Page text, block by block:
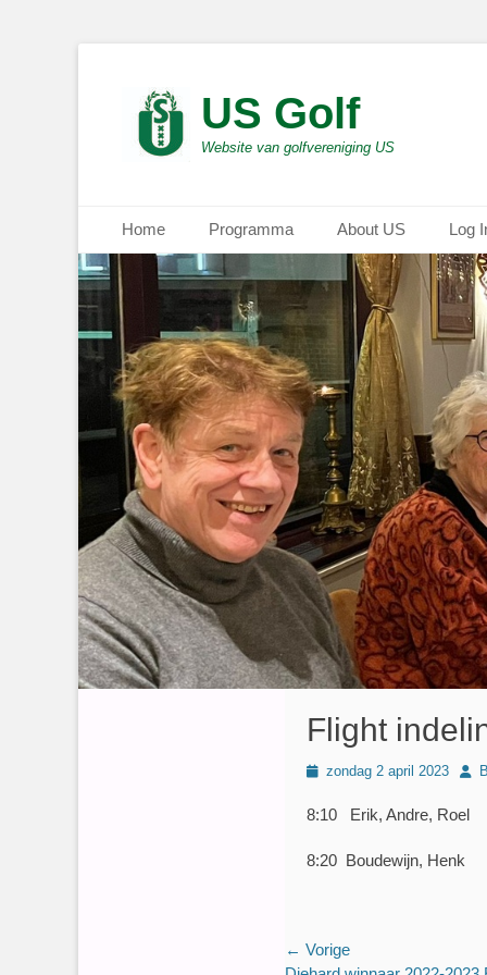
US Golf
Website van golfvereniging US
Primair menu
naar
de
inhoud
Home Programma About US Log
Flight
Geplaatst
zondag 2 april 2023
8:10 Erik, Andre, Roel
8:20 Boudewijn, Henk
Bericht
← Vorige